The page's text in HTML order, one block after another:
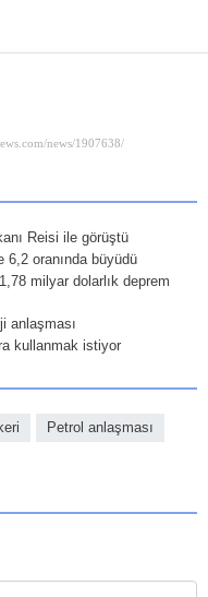
Reisi ile görüştü
6,2 oranında büyüdü
milyar dolarlık deprem
anlaşması
kullanmak istiyor
Petrol anlaşması